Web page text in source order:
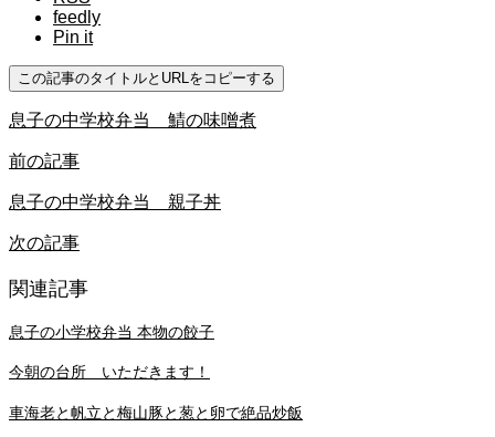
feedly
Pin it
この記事のタイトルとURLをコピーする
息子の中学校弁当 鯖の味噌煮
前の記事
息子の中学校弁当 親子丼
次の記事
関連記事
息子の小学校弁当 本物の餃子
今朝の台所 いただきます！
車海老と帆立と梅山豚と葱と卵で絶品炒飯